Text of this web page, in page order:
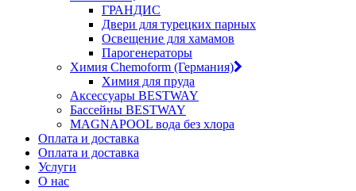
ГРАНДИС
Двери для турецких парных
Освещение для хамамов
Парогенераторы
Химия Chemoform (Германия)
Химия для пруда
Аксессуары BESTWAY
Бассейны BESTWAY
MAGNAPOOL вода без хлора
Оплата и доставка
Оплата и доставка
Услуги
О нас